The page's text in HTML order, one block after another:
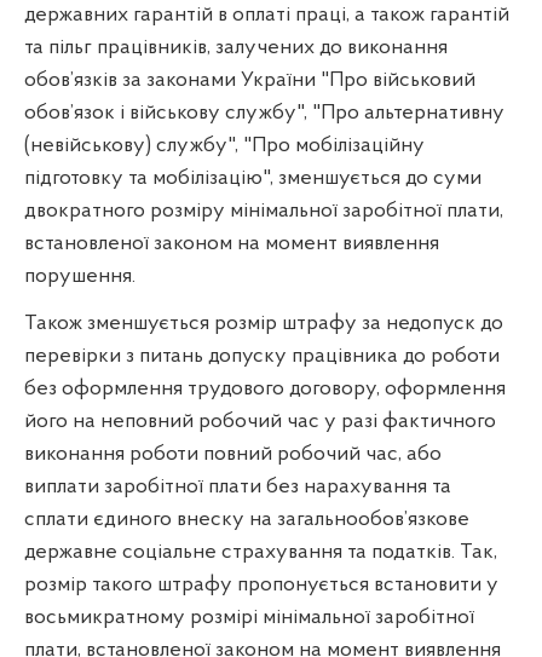
державних гарантій в оплаті праці, а також гарантій
та пільг працівників, залучених до виконання
обов’язків за законами України "Про військовий
обов’язок і військову службу", "Про альтернативну
(невійськову) службу", "Про мобілізаційну
підготовку та мобілізацію", зменшується до суми
двократного розміру мінімальної заробітної плати,
встановленої законом на момент виявлення
порушення.
Також зменшується розмір штрафу за недопуск до
перевірки з питань допуску працівника до роботи
без оформлення трудового договору, оформлення
його на неповний робочий час у разі фактичного
виконання роботи повний робочий час, або
виплати заробітної плати без нарахування та
сплати єдиного внеску на загальнообов’язкове
державне соціальне страхування та податків. Так,
розмір такого штрафу пропонується встановити у
восьмикратному розмірі мінімальної заробітної
плати, встановленої законом на момент виявлення